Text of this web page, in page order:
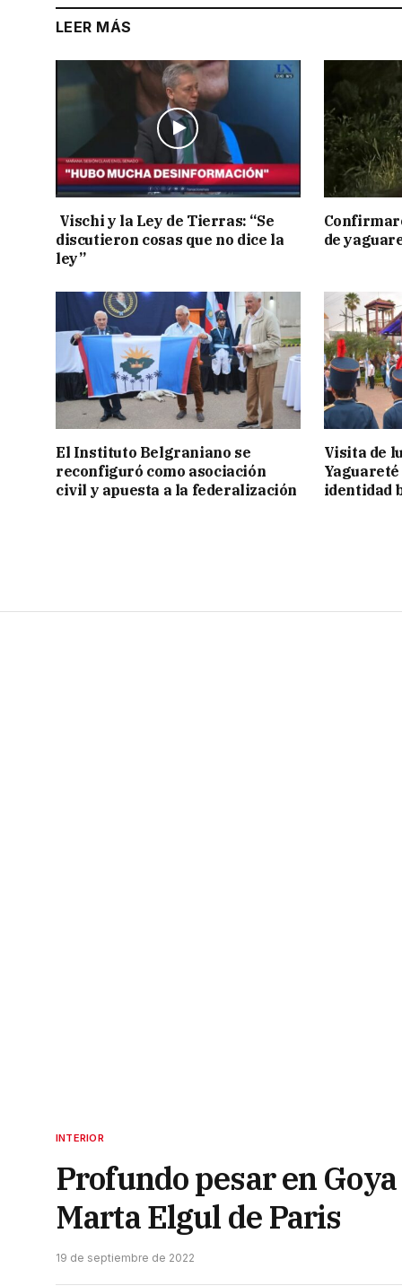
LEER MÁS
Vischi y la Ley de Tierras: “Se
discutieron cosas que no dice la
ley”
de
El Instituto Belgraniano se
reconfiguró como asociación
civil y apuesta a la federalización
Visita de
identidad
INTERIOR
Profundo pesar en
Marta Elgul de Paris
19 de septiembre de 2022